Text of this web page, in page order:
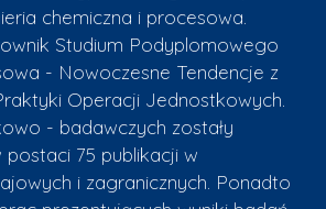
chemiczna i procesowa.
Studium Podyplomowego
- Nowoczesne Tendencje z
Operacji Jednostkowych.
- badawczych zostały
75 publikacji w
i zagranicznych. Ponadto